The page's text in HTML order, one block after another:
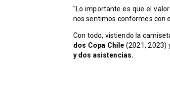
"Lo importante es que el
nos sentimos conformes con
Con todo, vistiendo la
dos Copa Chile (2021, 2023)
y dos asistencias.